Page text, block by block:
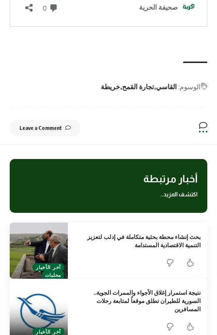
الوسوم: القاسي تجارة القمح خريطة
Leave a Comment
أخبار مرتبطة
اكتشف المزيد..
آخر الأخبار
محليات
بحث إنشاء محطة بحثية متكاملة في إدلب لتعزيز
التنمية الاقتصادية المستدامة
آخر الأخبار
نتيجة استمرار إغلاق الأجواء والممرات الجوية..
السورية للطيران تطلق موقعاُ لمتابعة رحلات
المسافرين